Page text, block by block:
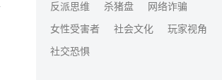
反派思维
杀猪盘
网络诈骗
女性受害者
社会文化
玩家视角
社交恐惧